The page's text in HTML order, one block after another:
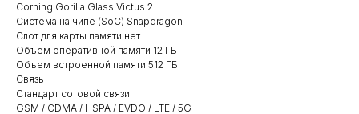
Corning Gorilla Glass Victus 2
Система на чипе (SoC) Snapdragon
Слот для карты памяти нет
Объем оперативной памяти 12 ГБ
Объем встроенной памяти 512 ГБ
Связь
Стандарт сотовой связи
GSM / CDMA / HSPA / EVDO / LTE / 5G